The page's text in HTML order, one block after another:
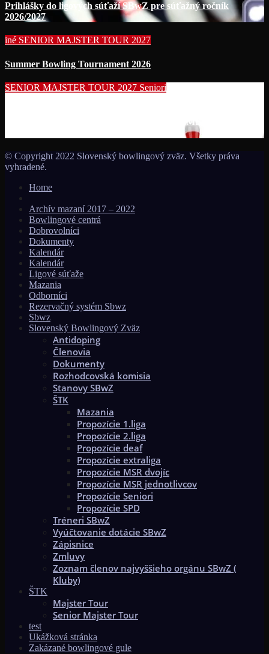
Prihlášky do ligových súťaží SBwZ pre súťažný ročník
2026/2027
iné SENIOR MAJSTER TOUR 2027
Summer Bowling Tournament 2026
SENIOR MAJSTER TOUR 2027 Seniori
MS seniorov 2027 v Thajsku turnajom SUMMER BOWLING
© Copyright 2022 Slovenský bowlingový zväz. Všetky práva
vyhradené.
Home
Archív mazaní 2017 – 2022
Bowlingové centrá
Dobrovolníci
Dokumenty
Kalendár
Kalendár
Ligové súťaže
Mazania
Odborníci
Rezervačný systém Sbwz
Sbwz
Slovenský Bowlingový Zväz
Antidoping
Členovia
Dokumenty
Rozhodcovská komisia
Stanovy SBwZ
ŠTK
Mazania
Propozície 1.liga
Propozície 2.liga
Propozície deaf
Propozície extraliga
Propozície MSR dvojíc
Propozície MSR jednotlivcov
Propozície Seniori
Propozície SPD
Tréneri SBwZ
Vyúčtovanie dotácie SBwZ
Zápisnice
Zmluvy
Zoznam členov najvyššieho orgánu SBwZ (
Kluby)
ŠTK
Majster Tour
Senior Majster Tour
test
Ukážková stránka
Zakázané bowlingové gule